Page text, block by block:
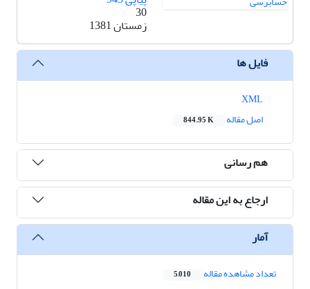
30
زمستان 1381
فایل ها
اصل مقاله
844.95 K
هم رسانی
ارجاع به این مقاله
آمار
تعداد مشاهده مقاله 5,010